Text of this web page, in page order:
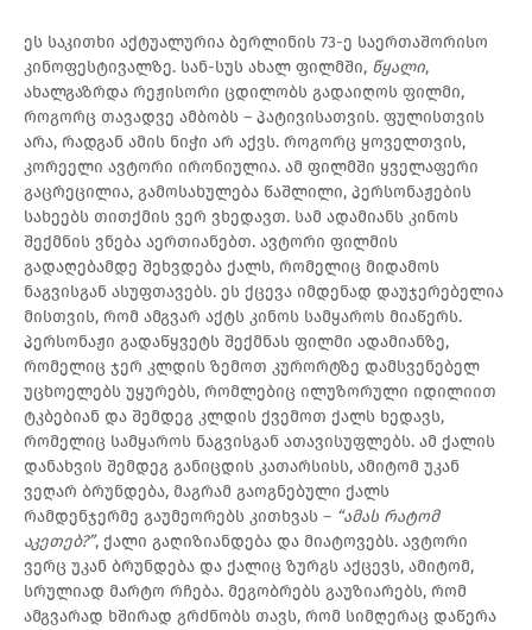
ეს საკითხი აქტუალურია ბერლინის 73-ე საერთაშორისო
კინოფესტივალზე. სან-სუს ახალ ფილმში, წყალი,
ახალგაზრდა რეჟისორი ცდილობს გადაიღოს ფილმი,
როგორც თავადვე ამბობს – პატივისათვის. ფულისთვის
არა, რადგან ამის ნიჭი არ აქვს. როგორც ყოველთვის,
კორეელი ავტორი ირონიულია. ამ ფილმში ყველაფერი
გაცრეცილია, გამოსახულება წაშლილი, პერსონაჟების
სახეებს თითქმის ვერ ვხედავთ. სამ ადამიანს კინოს
შექმნის ვნება აერთიანებთ. ავტორი ფილმის
გადაღებამდე შეხვდება ქალს, რომელიც მიდამოს
ნაგვისგან ასუფთავებს. ეს ქცევა იმდენად დაუჯერებელია
მისთვის, რომ ამგვარ აქტს კინოს სამყაროს მიაწერს.
პერსონაჟი გადაწყვეტს შექმნას ფილმი ადამიანზე,
რომელიც ჯერ კლდის ზემოთ კურორტზე დამსვენებელ
უცხოელებს უყურებს, რომლებიც ილუზორული იდილიით
ტკბებიან და შემდეგ კლდის ქვემოთ ქალს ხედავს,
რომელიც სამყაროს ნაგვისგან ათავისუფლებს. ამ ქალის
დანახვის შემდეგ განიცდის კათარსისს, ამიტომ უკან
ვეღარ ბრუნდება, მაგრამ გაოგნებული ქალს
რამდენჯერმე გაუმეორებს კითხვას – “ამას რატომ
აკეთებ?”, ქალი გაღიზიანდება და მიატოვებს. ავტორი
ვერც უკან ბრუნდება და ქალიც ზურგს აქცევს, ამიტომ,
სრულიად მარტო რჩება. მეგობრებს გაუზიარებს, რომ
ამგვარად ხშირად გრძნობს თავს, რომ სიმღერაც დაწერა